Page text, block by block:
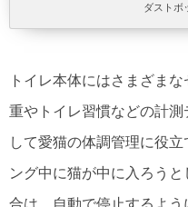
ダストボ
トイレ本体にはさまざま
重やトイレ習慣などの計
して愛猫の体調管理に役
ング中に猫が中に入ろう
合は、自動で停止するよ